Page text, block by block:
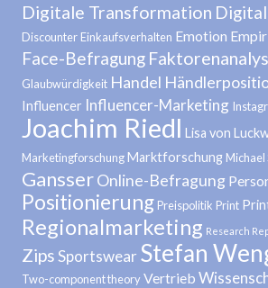
Digitale Transformation
Discounter Einkaufsverhalten Emotion
Face-Befragung
Glaubwürdigkeit Handel
Influencer Influencer-Marketing
Joachim Riedl Lisa von
MarketingforschungMarktforschung Michael
GansserOnline-Befragung
Positionierung Preispolitik Print
Regionalmarketing Research
ZipsSportswear Stefan
Two-component theory Vertrieb